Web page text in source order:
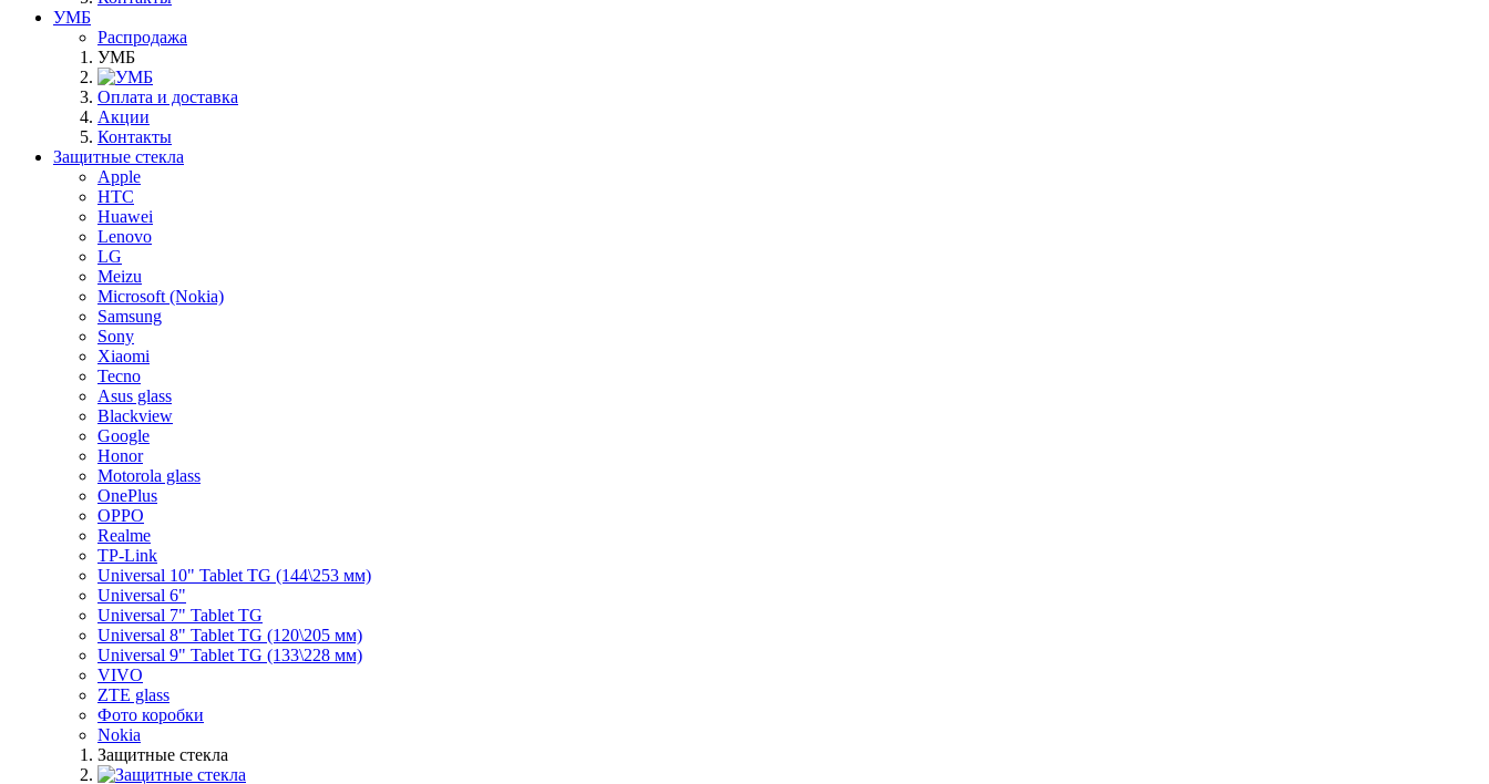
УМБ
Распродажа
УМБ
Оплата и доставка
Акции
Контакты
Защитные стекла
Apple
HTC
Huawei
Lenovo
LG
Meizu
Microsoft (Nokia)
Samsung
Sony
Xiaomi
Tecno
Asus glass
Blackview
Google
Honor
Motorola glass
OnePlus
OPPO
Realme
TP-Link
Universal 10" Tablet TG (144\253 мм)
Universal 6"
Universal 7" Tablet TG
Universal 8" Tablet TG (120\205 мм)
Universal 9" Tablet TG (133\228 мм)
VIVO
ZTE glass
Фото коробки
Nokia
Защитные стекла